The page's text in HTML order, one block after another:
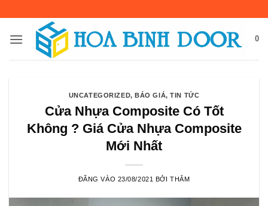
nội
0
UNCATEGORIZED,BÁO GIÁ,TIN TỨC
Cửa Nhựa Composite Có Tốt
Không ? Giá Cửa Nhựa Composite
Mới Nhất
ĐĂNG VÀO 23/08/2021 BỞITHẮM